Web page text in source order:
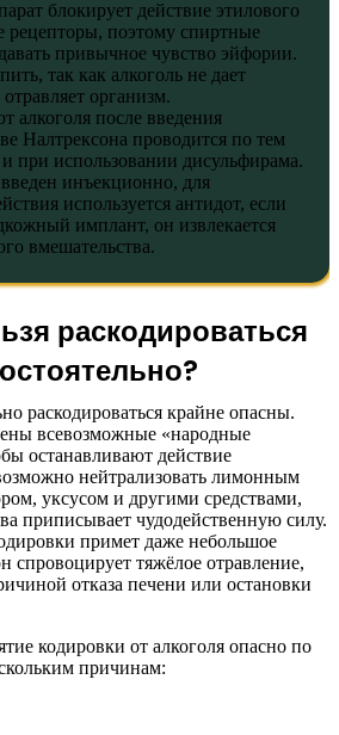
блокирует действие этилового
рецепторы, поэтому спиртные
привычное чувство эйфории.
так как алкоголь не дает
отравляет организм.
алкоголя после введения
Налтрексона проводится по тем
при использовании дисульфирама.
инъекционно, для
используется антидот, если
имплант, он извлекается
вмешательства.
раскодироваться
раскодироваться крайне опасны.
всевозможные «народные
останавливают действие
нейтрализовать лимонным
уксусом и другими средствами,
приписывает чудодейственную силу.
примет даже небольшое
спровоцирует тяжёлое отравление,
отказа печени или остановки
кодировки от алкоголя опасно по
причинам: